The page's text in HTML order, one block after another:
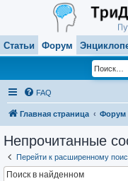
Статьи Форум
FAQ
Главная страница Форум
Непрочитанные
Перейти к расширенному